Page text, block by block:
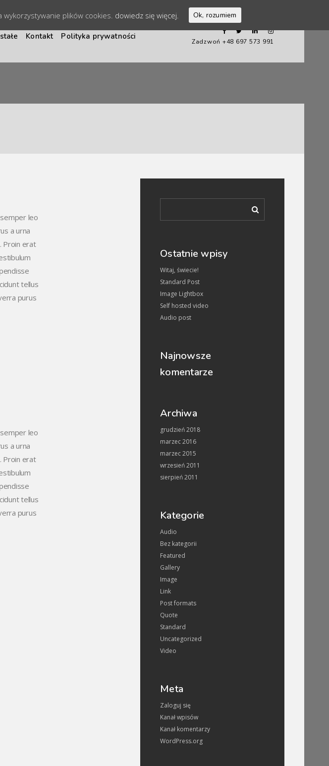
Kontakt Polityka prywatności
Zadzwoń +48 697 573 991
leo
a urna
Proin erat
tellus
purus
leo
a urna
Proin erat
tellus
purus
Ostatnie wpisy
Witaj, świecie!
Standard Post
Image Lightbox
Self hosted video
Audio post
Najnowsze
komentarze
Archiwa
grudzień 2018
marzec 2016
marzec 2015
wrzesień 2011
sierpień 2011
Kategorie
Audio
Bez kategorii
Featured
Gallery
Image
Link
Post formats
Quote
Standard
Uncategorized
Video
Meta
Zaloguj się
Kanał wpisów
Kanał komentarzy
WordPress.org
plików cookies. dowiedz się więcej. Ok, rozumiem